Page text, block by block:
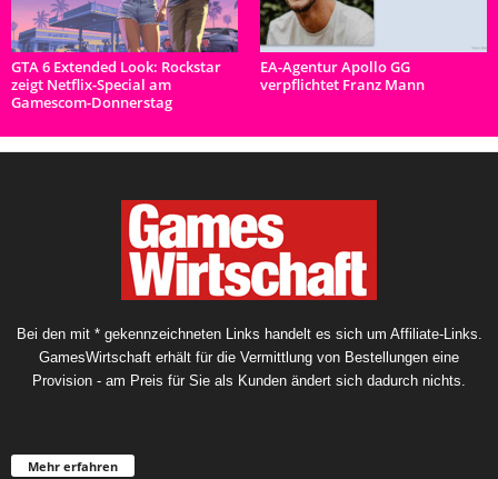
GTA 6 Extended Look: Rockstar
zeigt Netflix-Special am
Gamescom-Donnerstag
EA-Agentur Apollo GG
verpflichtet Franz Mann
Bei den mit * gekennzeichneten Links handelt es sich um Affiliate-Links.
GamesWirtschaft erhält für die Vermittlung von Bestellungen eine
Provision - am Preis für Sie als Kunden ändert sich dadurch nichts.
Mehr erfahren